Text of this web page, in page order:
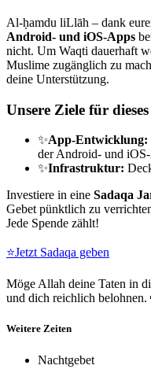
Al-ḥamdu liLlāh – dank
Android- und iOS-Apps
nicht. Um Waqti dauerhaft
Muslime zugänglich zu
deine Unterstützung.
Unsere Ziele für
✨App-Entwicklung:
der Android- und
✨Infrastruktur:
Investiere in eine Sadaqa
Gebet pünktlich zu
Jede Spende zählt!
⭐Jetzt Sadaqa geben
Möge Allah deine Taten in
und dich reichlich belohnen.
Weitere Zeiten
Nachtgebet